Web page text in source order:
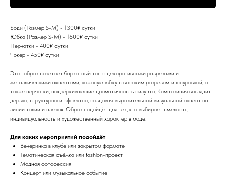
Боди (Размер S-M) - 1300₽ сутки
Юбка (Размер S-M) - 1600₽ сутки
Перчатки - 400₽ сутки
Чокер - 450₽ сутки
Этот образ сочетает бархатный топ с декоративными разрезами и
металлическими акцентами, кожаную юбку с высоким разрезом и шнуровкой, а
также перчатки, подчёркивающие драматичность силуэта. Композиция выглядит
дерзко, структурно и эффектно, создавая выразительный визуальный акцент на
линии талии и плечах. Образ подойдёт для тех, кто выбирает смелость,
индивидуальность и художественный характер в моде.
Для каких мероприятий подойдёт
Вечеринка в клубе или закрытом формате
Тематическая съёмка или fashion-проект
Модная фотосессия
Концерт или музыкальное событие